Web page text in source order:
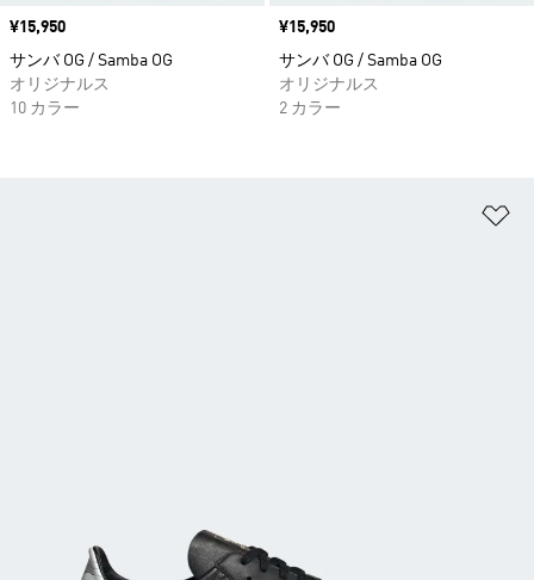
価格
¥15,950
サンバ OG / Samba OG
オリジナルス
10 カラー
価格
¥15,950
サンバ OG / Samba OG
オリジナルス
2 カラー